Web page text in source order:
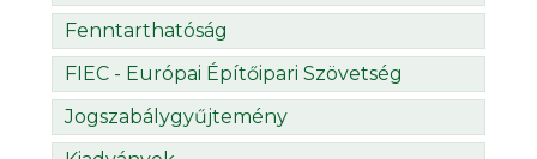
Fenntarthatóság
FIEC - Európai Építőipari Szövetség
Jogszabálygyűjtemény